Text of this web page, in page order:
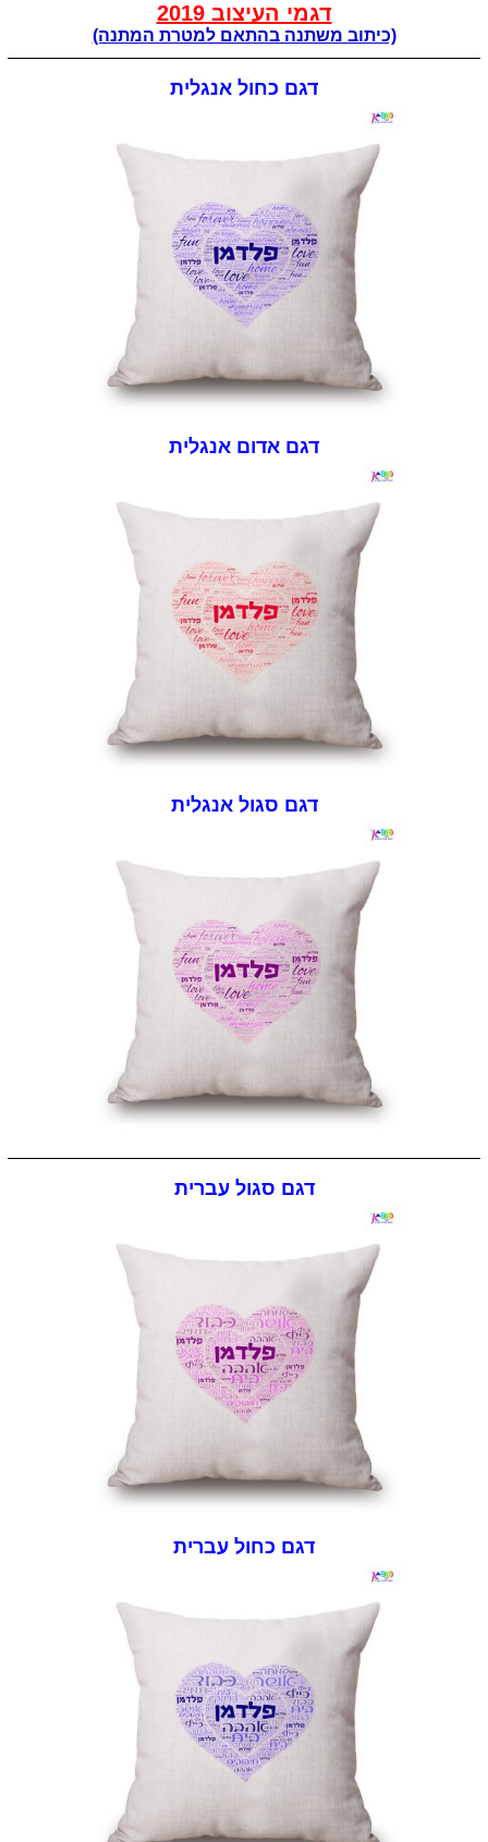
דגמי העיצוב 2019
(כיתוב משתנה בהתאם למטרת המתנה)
דגם כחול אנגלית
דגם אדום אנגלית
דגם סגול אנגלית
דגם סגול עברית
דגם כחול עברית